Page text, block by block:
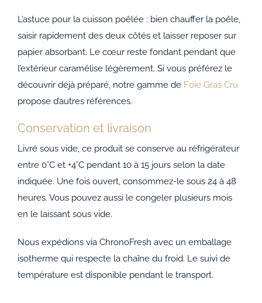
L’astuce pour la cuisson poêlée : bien chauffer la poêle,
saisir rapidement des deux côtés et laisser reposer sur
papier absorbant. Le cœur reste fondant pendant que
l’extérieur caramélise légèrement. Si vous préférez le
découvrir déjà préparé, notre gamme de Foie Gras Cru
propose d’autres références.
Conservation et livraison
Livré sous vide, ce produit se conserve au réfrigérateur
entre 0°C et +4°C pendant 10 à 15 jours selon la date
indiquée. Une fois ouvert, consommez-le sous 24 à 48
heures. Vous pouvez aussi le congeler plusieurs mois
en le laissant sous vide.
Nous expédions via ChronoFresh avec un emballage
isotherme qui respecte la chaîne du froid. Le suivi de
température est disponible pendant le transport.